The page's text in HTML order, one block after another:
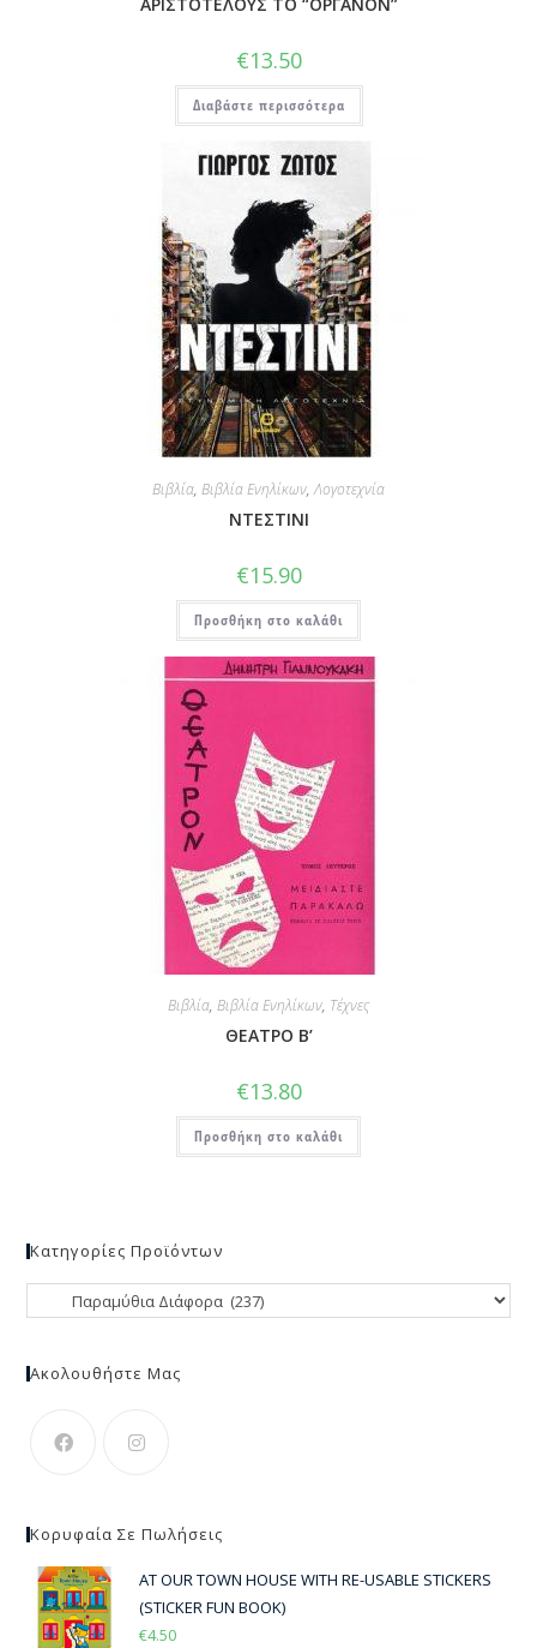
€13.50
Διαβάστε περισσότερα
Βιβλία, Βιβλία Ενηλίκων,Λογοτεχνία
ΝΤΕΣΤΙΝΙ
€15.90
Προσθήκη στο καλάθι
Βιβλία, Βιβλία Ενηλίκων, Τέχνες
ΘΕΑΤΡΟ Β’
€13.80
Προσθήκη στο καλάθι
Κατηγορίες Προϊόντων
Ακολουθήστε Μας
Κορυφαία Σε Πωλήσεις
AT OUR TOWN HOUSE WITH RE-USABLE STICKERS
(STICKER FUN BOOK)
€4.50